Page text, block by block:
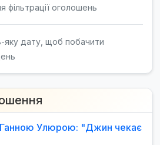
фільтрації оголошень
яку дату, щоб побачити
Ганною Улюрою: "Джин чекає